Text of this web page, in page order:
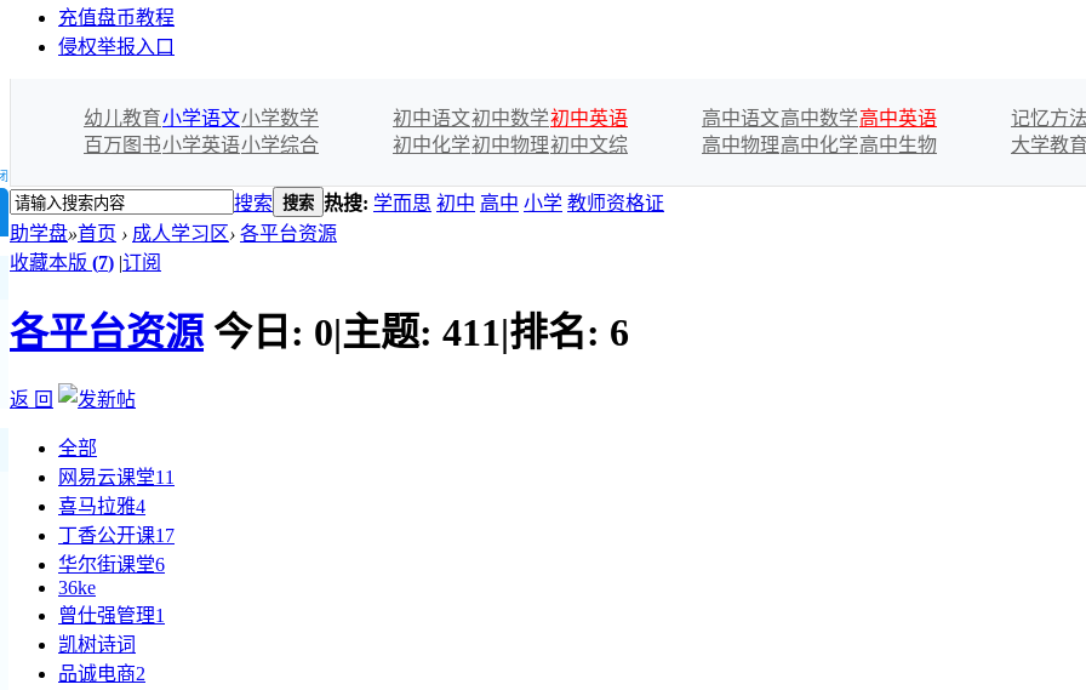
充值盘币教程
侵权举报入口
幼儿教育小学语文小学数学
百万图书小学英语小学综合
初中语文初中数学初中英语
初中化学初中物理初中文综
高中语文高中数学高中英语
高中物理高中化学高中生物
记忆方法
大学教育
搜索 搜索 热搜: 学而思 初中 高中 小学 教师资格证
助学盘»首页 › 成人学习区› 各平台资源
收藏本版 (7) |订阅
各平台资源 今日: 0|主题: 411|排名: 6
返 回
全部
网易云课堂11
喜马拉雅4
丁香公开课17
华尔街课堂6
36ke
曾仕强管理1
凯树诗词
品诚电商2